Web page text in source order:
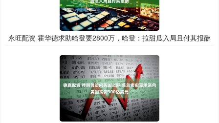
永旺配资 霍华德求助哈登要2800万，哈登：拉甜瓜入局且付其报酬